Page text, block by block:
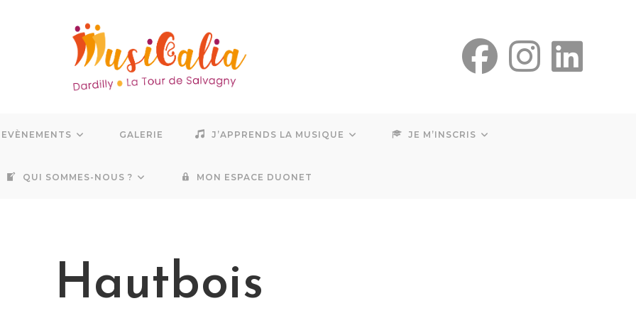
EVÈNEMENTS GALERIE J’APPRENDS LA MUSIQUE JE M’INSCRIS
QUI SOMMES-NOUS ? MON ESPACE DUONET
Hautbois